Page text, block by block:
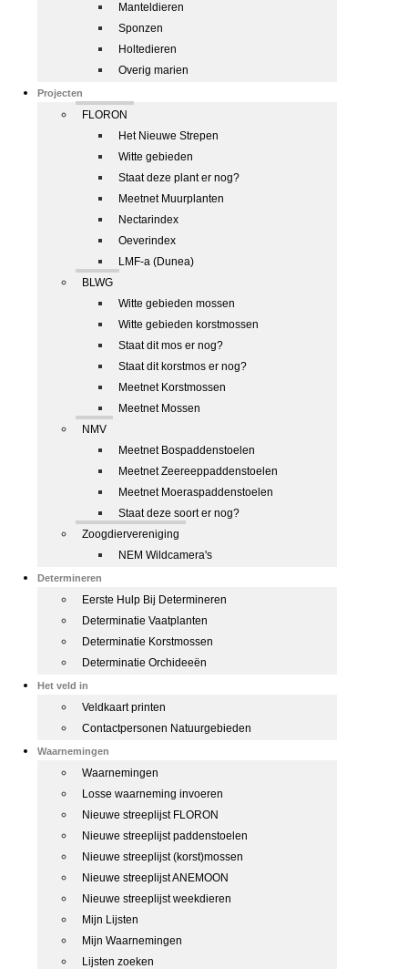
Manteldieren
Sponzen
Holtedieren
Overig marien
Projecten
FLORON
Het Nieuwe Strepen
Witte gebieden
Staat deze plant er nog?
Meetnet Muurplanten
Nectarindex
Oeverindex
LMF-a (Dunea)
BLWG
Witte gebieden mossen
Witte gebieden korstmossen
Staat dit mos er nog?
Staat dit korstmos er nog?
Meetnet Korstmossen
Meetnet Mossen
NMV
Meetnet Bospaddenstoelen
Meetnet Zeereeppaddenstoelen
Meetnet Moeraspaddenstoelen
Staat deze soort er nog?
Zoogdiervereniging
NEM Wildcamera's
Determineren
Eerste Hulp Bij Determineren
Determinatie Vaatplanten
Determinatie Korstmossen
Determinatie Orchideeën
Het veld in
Veldkaart printen
Contactpersonen Natuurgebieden
Waarnemingen
Waarnemingen
Losse waarneming invoeren
Nieuwe streeplijst FLORON
Nieuwe streeplijst paddenstoelen
Nieuwe streeplijst (korst)mossen
Nieuwe streeplijst ANEMOON
Nieuwe streeplijst weekdieren
Mijn Lijsten
Mijn Waarnemingen
Lijsten zoeken